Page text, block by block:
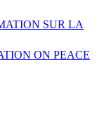
SUR LA
ON PEACE